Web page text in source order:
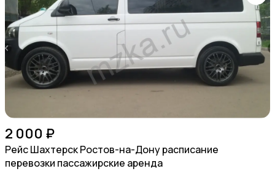
2 000 ₽
Рейс Шахтерск Ростов-на-Дону расписание
перевозки пассажирские аренда